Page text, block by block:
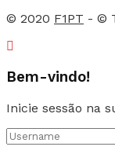
© 2020 F1PT - ©
Bem-vindo!
Inicie sessão na